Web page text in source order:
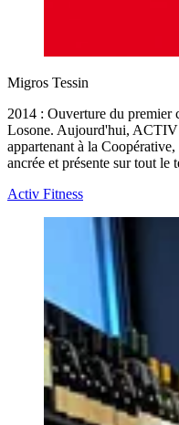
Migros Tessin
2014 : Ouverture du
Losone. Aujourd'hui,
appartenant à la
ancrée et présente sur tout le
Activ Fitness